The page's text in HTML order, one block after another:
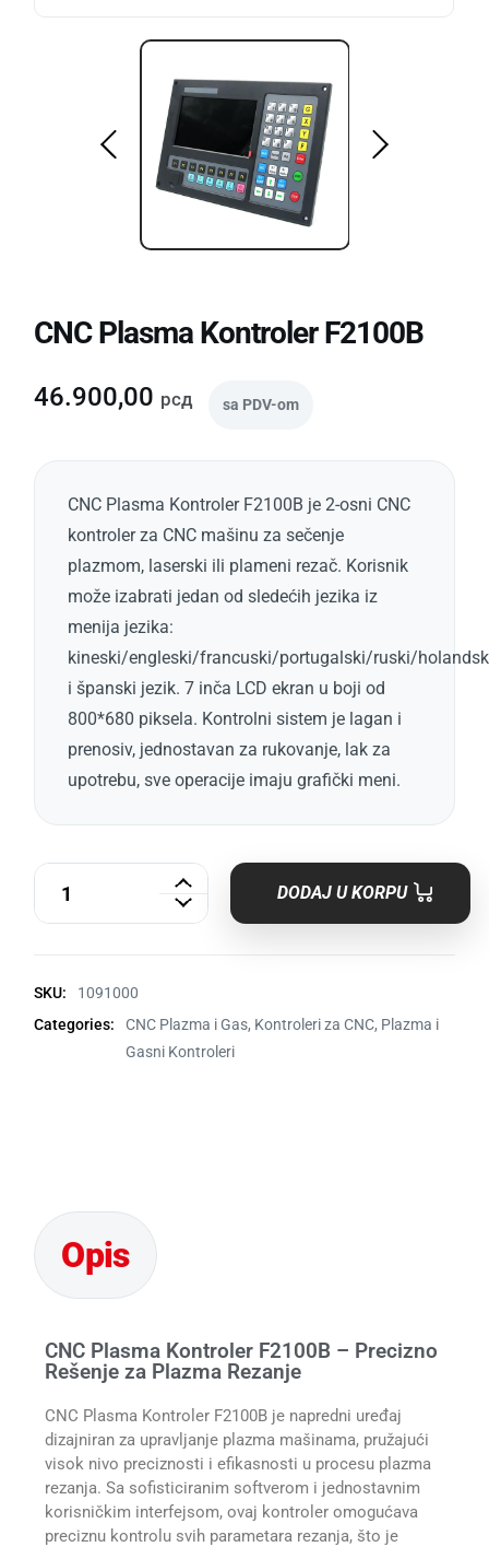
CNC Plasma Kontroler F2100B
46.900,00 рсд sa PDV-om
CNC Plasma Kontroler F2100B je 2-osni CNC
kontroler za CNC mašinu za sečenje
plazmom, laserski ili plameni rezač. Korisnik
može izabrati jedan od sledećih jezika iz
menija jezika:
kineski/engleski/francuski/portugalski/ruski/
i španski jezik. 7 inča LCD ekran u boji od
800*680 piksela. Kontrolni sistem je lagan i
prenosiv, jednostavan za rukovanje, lak za
upotrebu, sve operacije imaju grafički meni.
DODAJ U KORPU
SKU:
1091000
Categories:
CNC Plazma i Gas, Kontroleri za CNC, Plazma i
Gasni Kontroleri
CNC Plasma Kontroler F2100B – Precizno
Rešenje za Plazma Rezanje
CNC Plasma Kontroler F2100B je napredni uređaj
dizajniran za upravljanje plazma mašinama, pružajući
visok nivo preciznosti i efikasnosti u procesu plazma
rezanja. Sa sofisticiranim softverom i jednostavnim
korisničkim interfejsom, ovaj kontroler omogućava
preciznu kontrolu svih parametara rezanja, što je